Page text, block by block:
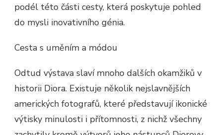
podél této části cesty, která poskytuje pohled
do mysli inovativního génia.
Cesta s uměním a módou
Odtud výstava slaví mnoho dalších okamžiků v
historii Diora. Existuje několik nejslavnějších
amerických fotografů, které představují ikonické
výtisky minulosti i přítomnosti, z nichž všechny